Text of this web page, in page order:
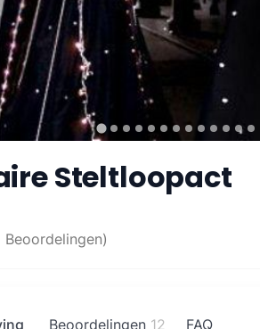
Steltloopact
Beoordelingen)
Beoordelingen 12 FAQ